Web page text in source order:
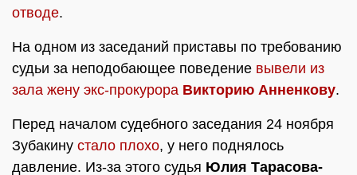
отводе.
На одном из заседаний приставы по требованию
судьи за неподобающее поведение вывели из
зала жену экс-прокурора Викторию Анненкову.
Перед началом судебного заседания 24 ноября
Зубакину стало плохо, у него поднялось
давление. Из-за этого судья Юлия Тарасова-